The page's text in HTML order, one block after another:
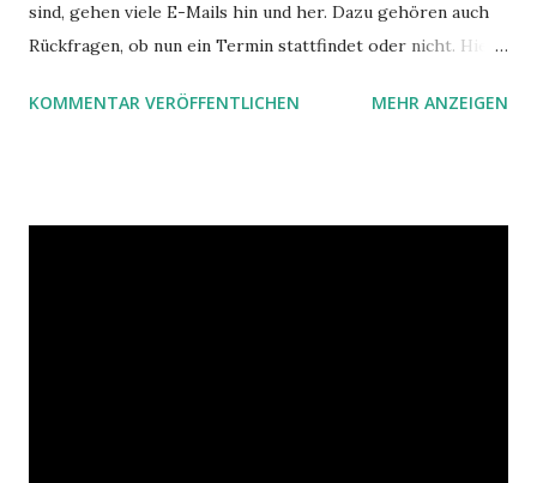
sind, gehen viele E-Mails hin und her. Dazu gehören auch
Rückfragen, ob nun ein Termin stattfindet oder nicht. Hier
Hilfe von Outlook.
KOMMENTAR VERÖFFENTLICHEN MEHR ANZEIGEN